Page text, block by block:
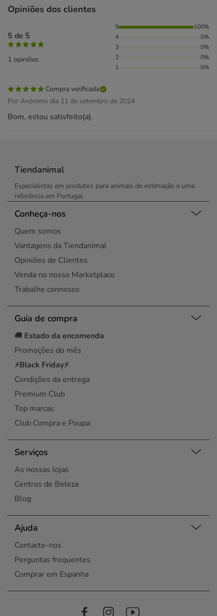
Opiniões dos clientes
5 de 5
1 opiniões
100% das pessoas avaliaram com 5 estrelas,
5
100%
4
0%
3
0%
2
0%
1
0%
Compra verificada
Por Anónimo dia 11 de setembro de 2024
Bom, estou satisfeito(a).
Tiendanimal
Especialistas em produtos para animais de estimação e uma
referência em Portugal.
Conheça-nos
Quem somos
Vantagens da Tiendanimal
Opiniões de Clientes
Venda no nosso Marketplace
Trabalhe connosco
Guia de compra
🚚 Estado da encomenda
Promoções do mês
⚡Black Friday⚡
Condições da entrega
Premium Club
Top marcas
Club Compra e Poupa
Serviços
As nossas lojas
Centros de Beleza
Blog
Ajuda
Contacte-nos
Perguntas frequentes
Comprar em Espanha